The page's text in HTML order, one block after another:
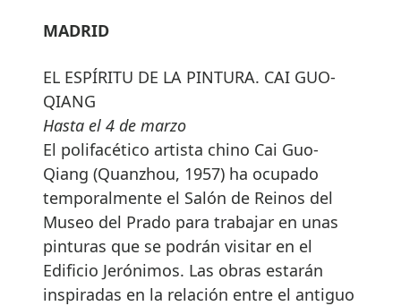
MADRID
EL ESPÍRITU DE LA PINTURA. CAI GUO-
QIANG
Hasta el 4 de marzo
El polifacético artista chino Cai Guo-
Qiang (Quanzhou, 1957) ha ocupado
temporalmente el Salón de Reinos del
Museo del Prado para trabajar en unas
pinturas que se podrán visitar en el
Edificio Jerónimos. Las obras estarán
inspiradas en la relación entre el antiguo